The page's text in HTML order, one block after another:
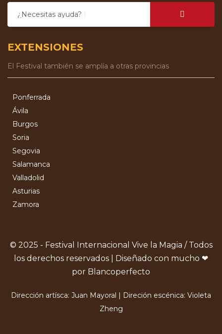
¿Necesitas ayuda?
EXTENSIONES
El Festival también se amplía a otras provincias
Ponferrada
Ávila
Burgos
Soria
Segovia
Salamanca
Valladolid
Asturias
Zamora
© 2025 - Festival Internacional Vive la Magia / Todos
los derechos reservados | Diseñado con mucho ❤
por Blancoperfecto
Dirección artísca: Juan Mayoral | Direción escénica: Violeta
Zheng